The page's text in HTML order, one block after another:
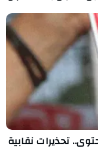
تحذيرات نقابية